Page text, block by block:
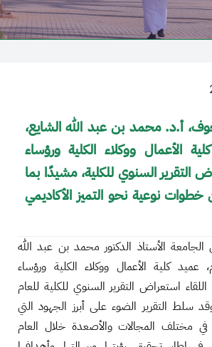
أ.د. محمد بن عبد الله الشايع،
الأعمال ووكلاء الكلية ورؤساء
التقرير السنوي للكلية، مشيدًا بما
خطوات نوعية نحو التميز الأكاديمي
الأستاذ الدكتور محمد بن عبد الله
عميد كلية الأعمال ووكلاء الكلية ورؤساء
استعراض التقرير السنوي للكلية للعام
1446هـ، وقد سلط التقرير الضوء على أبرز الجهود التي
في مختلف المجالات والأصعدة خلال العام